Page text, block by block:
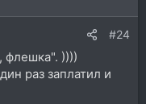
#24
флешка". ))))
раз заплатил и